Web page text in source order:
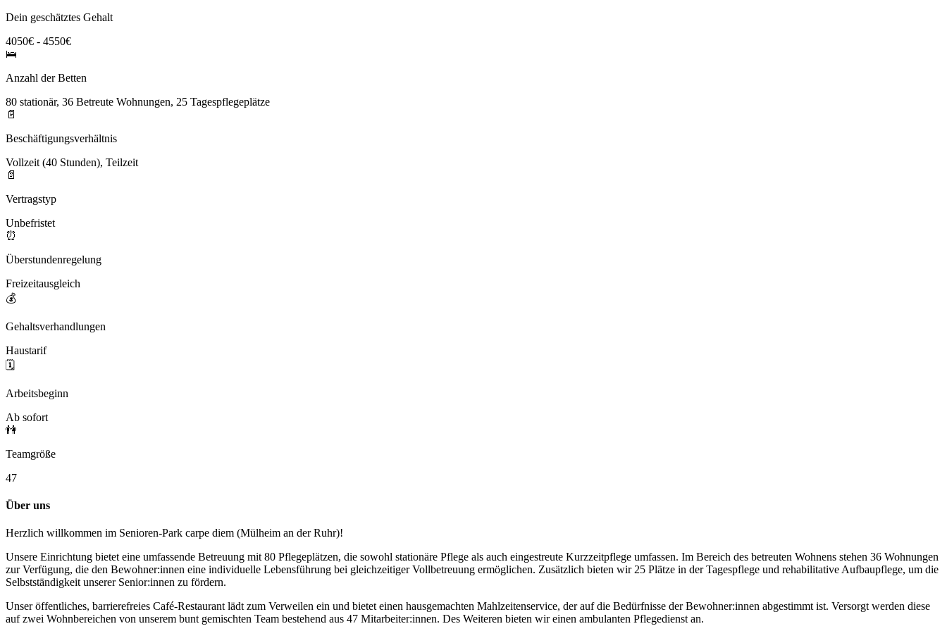
Dein geschätztes Gehalt
4050€ - 4550€
🛌
Anzahl der Betten
80 stationär, 36 Betreute Wohnungen, 25 Tagespflegeplätze
📄
Beschäftigungsverhältnis
Vollzeit (40 Stunden), Teilzeit
📄
Vertragstyp
Unbefristet
⏰
Überstundenregelung
Freizeitausgleich
💰
Gehaltsverhandlungen
Haustarif
🗓️
Arbeitsbeginn
Ab sofort
👫
Teamgröße
47
Über uns
Herzlich willkommen im Senioren-Park carpe diem (Mülheim an der Ruhr)!
Unsere Einrichtung bietet eine umfassende Betreuung mit 80 Pflegeplätzen, die sowohl stationäre Pflege als auch eingestreute Kurzzeitpflege umfassen. Im Bereich des betreuten Wohnens stehen 36 Wohnungen
zur Verfügung, die den Bewohner:innen eine individuelle Lebensführung bei gleichzeitiger Vollbetreuung ermöglichen. Zusätzlich bieten wir 25 Plätze in der Tagespflege und rehabilitative Aufbaupflege, um die
Selbstständigkeit unserer Senior:innen zu fördern.
Unser öffentliches, barrierefreies Café-Restaurant lädt zum Verweilen ein und bietet einen hausgemachten Mahlzeitenservice, der auf die Bedürfnisse der Bewohner:innen abgestimmt ist. Versorgt werden diese
auf zwei Wohnbereichen von unserem bunt gemischten Team bestehend aus 47 Mitarbeiter:innen. Des Weiteren bieten wir einen ambulanten Pflegedienst an.